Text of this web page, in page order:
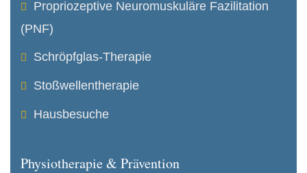
Propriozeptive Neuro­muskuläre Fazilitation
(PNF)
Schröpfglas-Therapie
Stoßwellentherapie
Hausbesuche
Physiotherapie & Prävention